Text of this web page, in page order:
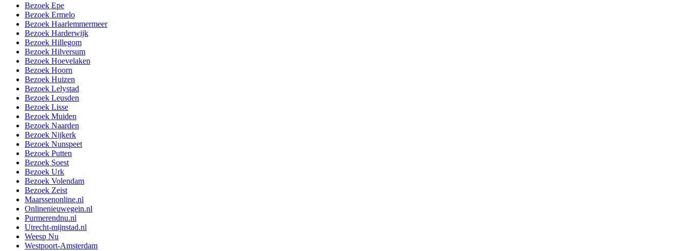
Bezoek Epe
Bezoek Ermelo
Bezoek Haarlemmermeer
Bezoek Harderwijk
Bezoek Hillegom
Bezoek Hilversum
Bezoek Hoevelaken
Bezoek Hoorn
Bezoek Huizen
Bezoek Lelystad
Bezoek Leusden
Bezoek Lisse
Bezoek Muiden
Bezoek Naarden
Bezoek Nijkerk
Bezoek Nunspeet
Bezoek Putten
Bezoek Soest
Bezoek Urk
Bezoek Volendam
Bezoek Zeist
Maarssenonline.nl
Onlinenieuwegein.nl
Purmerendnu.nl
Utrecht-mijnstad.nl
Weesp Nu
Westpoort-Amsterdam